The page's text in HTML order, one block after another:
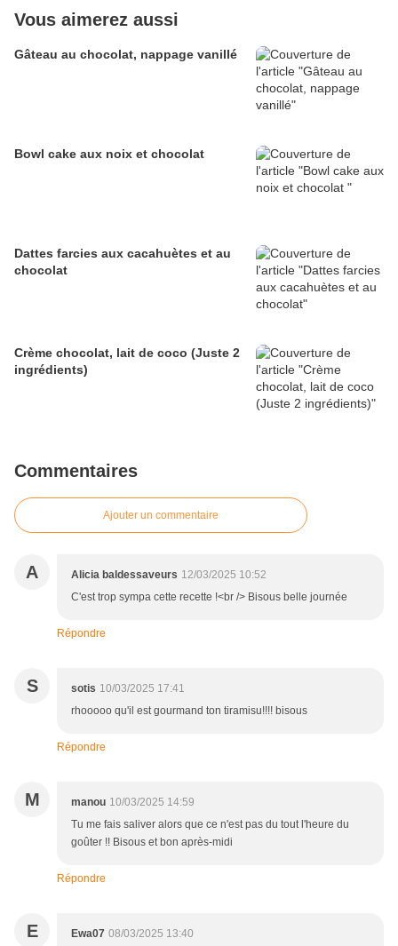
Vous aimerez aussi
Gâteau au chocolat, nappage vanillé
Bowl cake aux noix et chocolat
Dattes farcies aux cacahuètes et au
chocolat
Crème chocolat, lait de coco (Juste 2
ingrédients)
Commentaires
Ajouter un commentaire
A Alicia baldessaveurs 12/03/2025 10:52
C'est trop sympa cette recette !<br /> Bisous belle journée
Répondre
S sotis 10/03/2025 17:41
rhooooo qu'il est gourmand ton tiramisu!!!! bisous
Répondre
M manou 10/03/2025 14:59
Tu me fais saliver alors que ce n'est pas du tout l'heure du
goûter !! Bisous et bon après-midi
Répondre
E Ewa07 08/03/2025 13:40